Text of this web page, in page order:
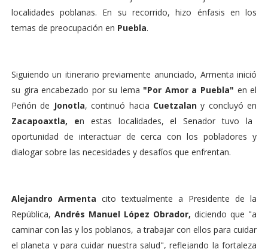
localidades poblanas. En su recorrido, hizo énfasis en los
temas de preocupación en Puebla.
Siguiendo un itinerario previamente anunciado, Armenta inició
su gira encabezado por su lema "Por Amor a Puebla" en el
Peñón de Jonotla, continuó hacia Cuetzalany concluyó en
Zacapoaxtla, en estas localidades, el Senador tuvo la
oportunidad de interactuar de cerca con los pobladores y
dialogar sobre las necesidades y desafíos que enfrentan.
Alejandro Armenta cito textualmente a Presidente de la
República, Andrés Manuel López Obrador, diciendo que "a
caminar con las y los poblanos, a trabajar con ellos para cuidar
el planeta y para cuidar nuestra salud", reflejando la fortaleza